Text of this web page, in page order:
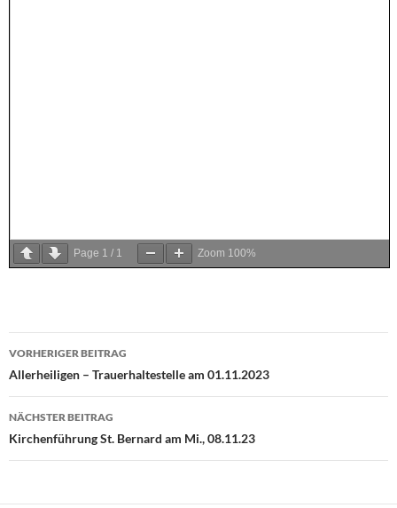
Page 1 / 1 Zoom 100%
Beitragsnavigation
VORHERIGER BEITRAG
Allerheiligen – Trauerhaltestelle am 01.11.2023
NÄCHSTER BEITRAG
Kirchenführung St. Bernard am Mi., 08.11.23